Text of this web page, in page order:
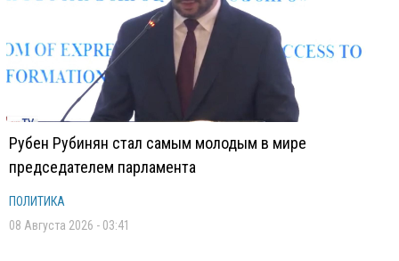
Рубен Рубинян стал самым молодым в мире
председателем парламента
ПОЛИТИКА
08 Августа 2026 - 03:41